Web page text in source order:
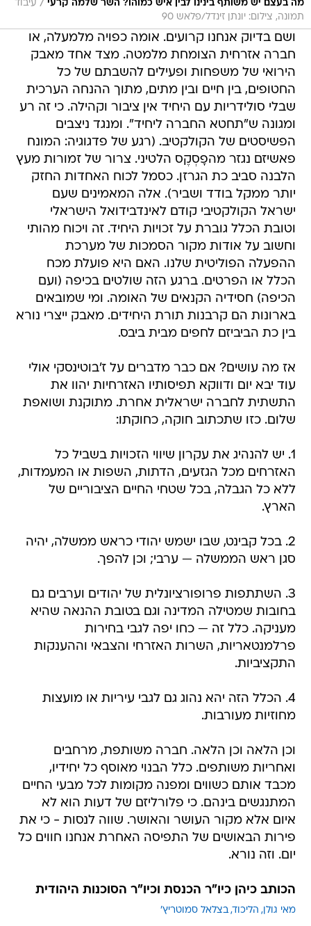
מה בעצם יש משותף בינינו לבין איש כמוהו? השר שלמה קרעי / עיבוד
תמונה, צילום: יונתן זינדל/פלאש 90
ושם בדיוק אנחנו קרועים. אומה כפויה מלמעלה, או
חברה אזרחית הצומחת מלמטה. מצד אחד מאבק
הירואי של משפחות ופעילים להשבתם של כל
החטופים, בין חיים ובין מתים, מתוך ההנחה הערכית
שבלי סולידריות עם היחיד אין ציבור וקהילה. כי זה רע
ומגונה ש"תחטא החברה ליחיד". ומנגד ניצבים
הפשיסטים של הקולקטיב. (רגע של פדגוגיה: המונח
פאשיזם נגזר מהפָסְקֶס הלטיני. צרור של זמורות מעץ
הלבנה סביב כת הגרזן. כסמל לכוח האחדות החזק
יותר ממקל בודד ושביר). אלה המאמינים שעם
ישראל הקולקטיבי קודם לאינדבידואל הישראלי
וטובת הכלל גוברת על זכויות היחיד. זה ויכוח מהותי
וחשוב על אודות מקור הסמכות של מערכת
ההפעלה הפוליטית שלנו. האם היא פועלת מכח
הכלל או הפרטים. ברגע הזה שולטים בכיפה (ועם
הכיפה) חסידיה הקנאים של האומה. ומי שמובאים
בארונות הם קרבנות תורת היחידים. מאבק ייצרי נורא
בין כת הביביזם לחפים מבית ביבס.
אז מה עושים? אם כבר מדברים על ז'בוטינסקי אולי
עוד יבא יום ודווקא תפיסותיו האזרחיות יהוו את
התשתית לחברה ישראלית אחרת. מתוקנת ושואפת
שלום. כזו שתכתוב חוקה, כחוקתו:
1. יש להנהיג את עקרון שיווי הזכויות בשביל כל
האזרחים מכל הגזעים, הדתות, השפות או המעמדות,
ללא כל הגבלה, בכל שטחי החיים הציבוריים של
הארץ.
2. בכל קבינט, שבו ישמש יהודי כראש ממשלה, יהיה
סגן ראש הממשלה — ערבי; וכן להפך.
3. השתתפות פרופורציונלית של יהודים וערבים גם
בחובות שמטילה המדינה וגם בטובת ההנאה שהיא
מעניקה. כלל זה — כחו יפה לגבי בחירות
פרלמנטאריות, השרות האזרחי והצבאי וההענקות
התקציביות.
4. הכלל הזה יהא נהוג גם לגבי עיריות או מועצות
מחוזיות מעורבות.
וכן הלאה וכן הלאה. חברה משותפת, מרחבים
ואחריות משותפים. כלל הבנוי מאוסף כל יחידיו,
מכבד אותם כשווים ומפנה מקומות לכל מבעי החיים
המתנגשים בינהם. כי פלורליזם של דעות הוא לא
איום אלא מקור העושר והאושר. שווה לנסות - כי את
פירות הבאושים של התפיסה האחרת אנחנו חווים כל
יום. וזה נורא.
הכותב כיהן כיו"ר הכנסת וכיו"ר הסוכנות היהודית
מאי גולן הליכוד בצלאל סמוטריץ'